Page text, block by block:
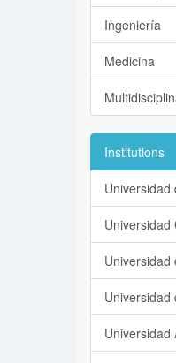
Ingeniería
Medicina
Institutions
Universidad
Universidad
Universidad
Universidad
Universidad